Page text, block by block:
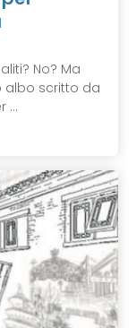
No? Ma
albo scritto da
...